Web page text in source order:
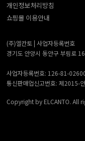
개인정보처리방침
쇼핑몰 이용안내
(주)엘칸토 | 사업자등록번호
경기도 안양시 동안구 부림로
사업자등록번호: 126-81-
통신판매업신고번호: 제2015-
Copyright by ELCANTO. All